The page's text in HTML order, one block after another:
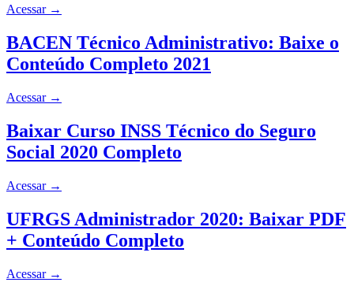
Acessar →
BACEN Técnico Administrativo: Baixe o
Conteúdo Completo 2021
Acessar →
Baixar Curso INSS Técnico do Seguro
Social 2020 Completo
Acessar →
UFRGS Administrador 2020: Baixar PDF
+ Conteúdo Completo
Acessar →